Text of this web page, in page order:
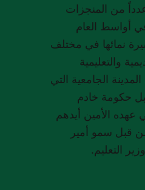
من المنجزات
أواسط العام
نمائها في مختلف
والتعليمية
الجامعية التي
حكومة خادم
عهده الأمين أيدهم
قبل سمو أمير
التعليم.